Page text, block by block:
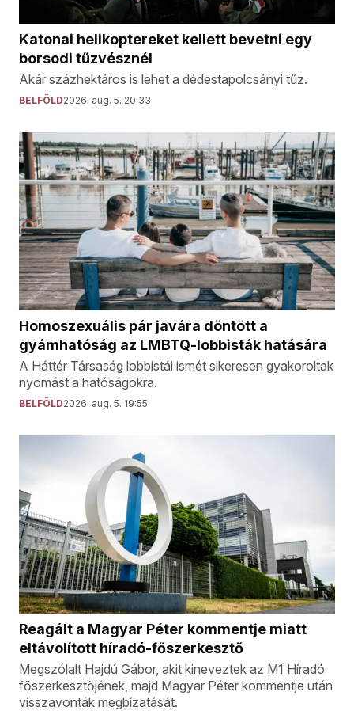
Katonai helikoptereket kellett bevetni egy
borsodi tűzvésznél
Akár százhektáros is lehet a dédestapolcsányi tűz.
BELFÖLD2026. aug. 5. 20:33
Homoszexuális pár javára döntött a
gyámhatóság az LMBTQ-lobbisták hatására
A Háttér Társaság lobbistái ismét sikeresen gyakoroltak
nyomást a hatóságokra.
BELFÖLD2026. aug. 5. 19:55
Reagált a Magyar Péter kommentje miatt
eltávolított híradó-főszerkesztő
Megszólalt Hajdú Gábor, akit kineveztek az M1 Híradó
főszerkesztőjének, majd Magyar Péter kommentje után
visszavonták megbízatását.